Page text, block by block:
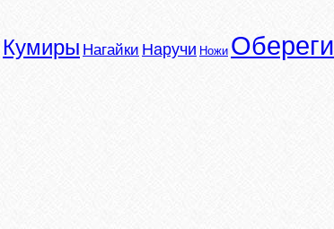
Кумиры Нагайки Наручи Ножи Обереги